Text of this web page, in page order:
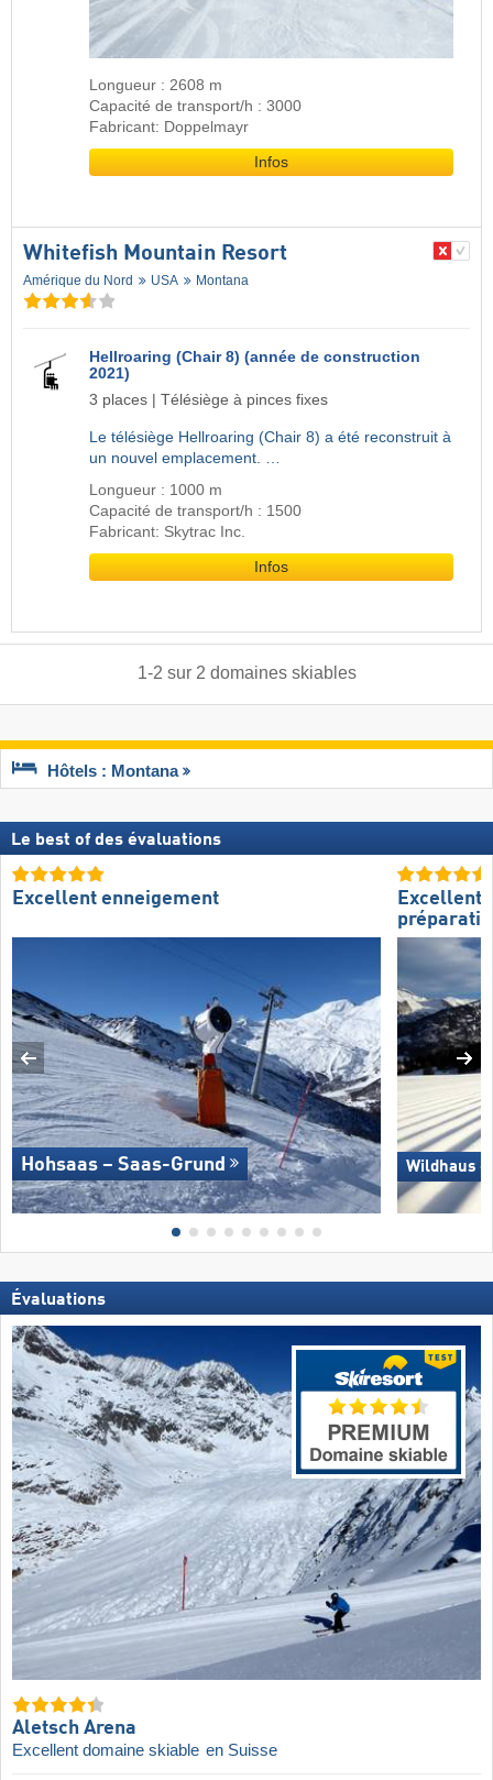
Longueur : 2608 m
Capacité de transport/h : 3000
Fabricant: Doppelmayr
Infos
Whitefish Mountain Resort
Amérique du Nord USA Montana
Hellroaring (Chair 8) (année de construction
2021)
3 places | Télésiège à pinces fixes
Le télésiège Hellroaring (Chair 8) a été reconstruit à
un nouvel emplacement. …
Longueur : 1000 m
Capacité de transport/h : 1500
Fabricant: Skytrac Inc.
Infos
1-2 sur 2 domaines skiables
Hôtels : Montana
Le best of des évaluations
Excellent enneigement
Hohsaas – Saas-Grund
Excellente
Wildhaus –
Évaluations
Aletsch Arena
Excellent domaine skiable en Suisse